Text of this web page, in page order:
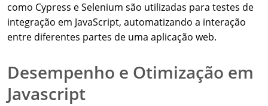
como Cypress e Selenium são utilizadas para testes de
integração em JavaScript, automatizando a interação
entre diferentes partes de uma aplicação web.
Desempenho e Otimização em
Javascript